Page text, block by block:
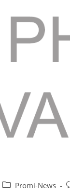
Beitrags-
Promi-News